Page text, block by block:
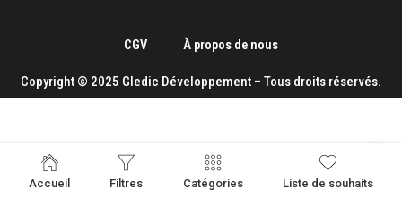
CGV À propos de nous
Copyright © 2025 Gledic Développement – Tous droits réservés.
Accueil Filtres Catégories Liste de souhaits